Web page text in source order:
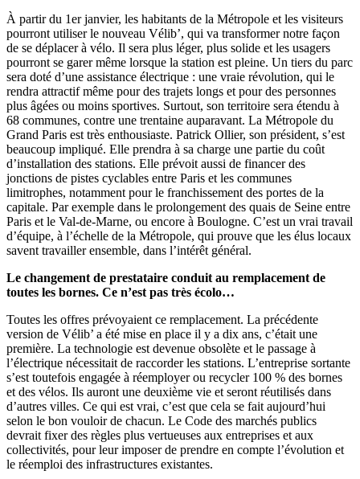
À partir du 1er janvier, les habitants de la Métropole et les visiteurs
pourront utiliser le nouveau Vélib’, qui va transformer notre façon
de se déplacer à vélo. Il sera plus léger, plus solide et les usagers
pourront se garer même lorsque la station est pleine. Un tiers du parc
sera doté d’une assistance électrique : une vraie révolution, qui le
rendra attractif même pour des trajets longs et pour des personnes
plus âgées ou moins sportives. Surtout, son territoire sera étendu à
68 communes, contre une trentaine auparavant. La Métropole du
Grand Paris est très enthousiaste. Patrick Ollier, son président, s’est
beaucoup impliqué. Elle prendra à sa charge une partie du coût
d’installation des stations. Elle prévoit aussi de financer des
jonctions de pistes cyclables entre Paris et les communes
limitrophes, notamment pour le franchissement des portes de la
capitale. Par exemple dans le prolongement des quais de Seine entre
Paris et le Val-de-Marne, ou encore à Boulogne. C’est un vrai travail
d’équipe, à l’échelle de la Métropole, qui prouve que les élus locaux
savent travailler ensemble, dans l’intérêt général.
Le changement de prestataire conduit au remplacement de
toutes les bornes. Ce n’est pas très écolo…
Toutes les offres prévoyaient ce remplacement. La précédente
version de Vélib’ a été mise en place il y a dix ans, c’était une
première. La technologie est devenue obsolète et le passage à
l’électrique nécessitait de raccorder les stations. L’entreprise sortante
s’est toutefois engagée à réemployer ou recycler 100 % des bornes
et des vélos. Ils auront une deuxième vie et seront réutilisés dans
d’autres villes. Ce qui est vrai, c’est que cela se fait aujourd’hui
selon le bon vouloir de chacun. Le Code des marchés publics
devrait fixer des règles plus vertueuses aux entreprises et aux
collectivités, pour leur imposer de prendre en compte l’évolution et
le réemploi des infrastructures existantes.